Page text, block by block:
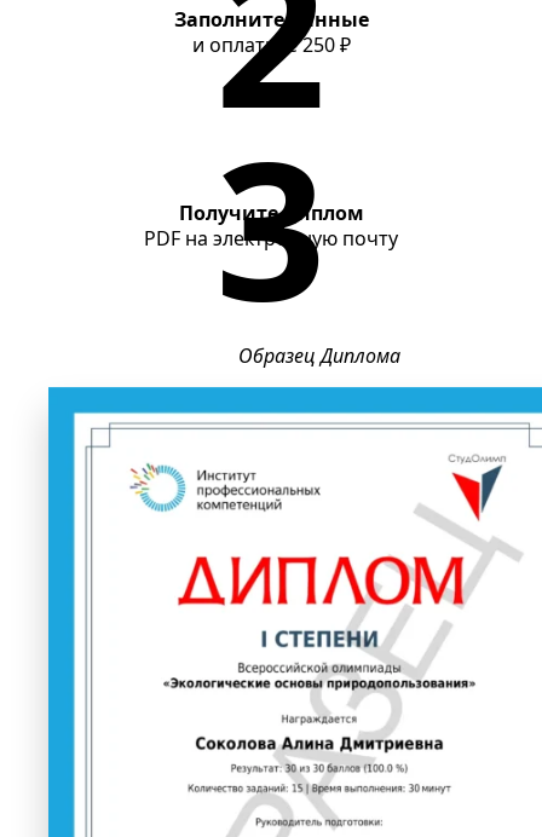
Заполните данные
и оплатите250 ₽
Получите диплом
PDF на электронную почту
Образец Диплома